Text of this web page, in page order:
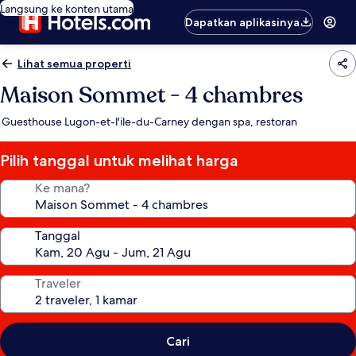
Langsung ke konten utama
Dapatkan aplikasinya
Lihat semua properti
Maison Sommet - 4 chambres
Guesthouse Lugon-et-l'ile-du-Carney dengan spa, restoran
Pilih tanggal untuk melihat harga
Ke mana?
Tanggal
Traveler
Cari